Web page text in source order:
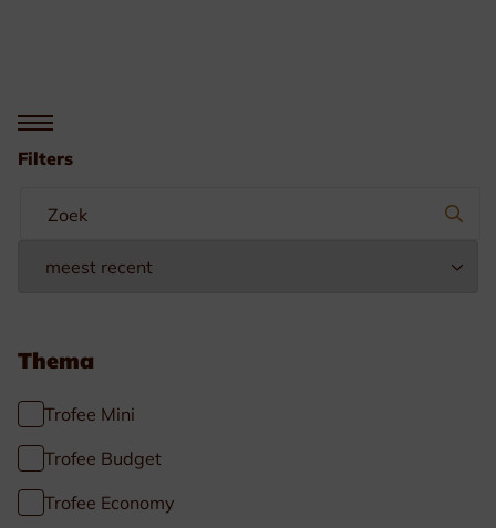
Filters
Thema
Trofee Mini
Trofee Budget
Trofee Economy